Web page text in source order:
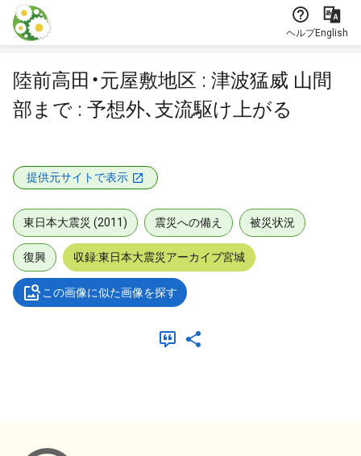
本文に飛ぶ
ヘルプEnglish
陸前高田・元屋敷地区 : 津波猛威 山間
部まで : 予想外､支流駆け上がる
提供元サイトで表示
東日本大震災 (2011) 震災への備え 被災状況
復興 収録:東日本大震災アーカイブ宮城
この画像に似た画像を探す